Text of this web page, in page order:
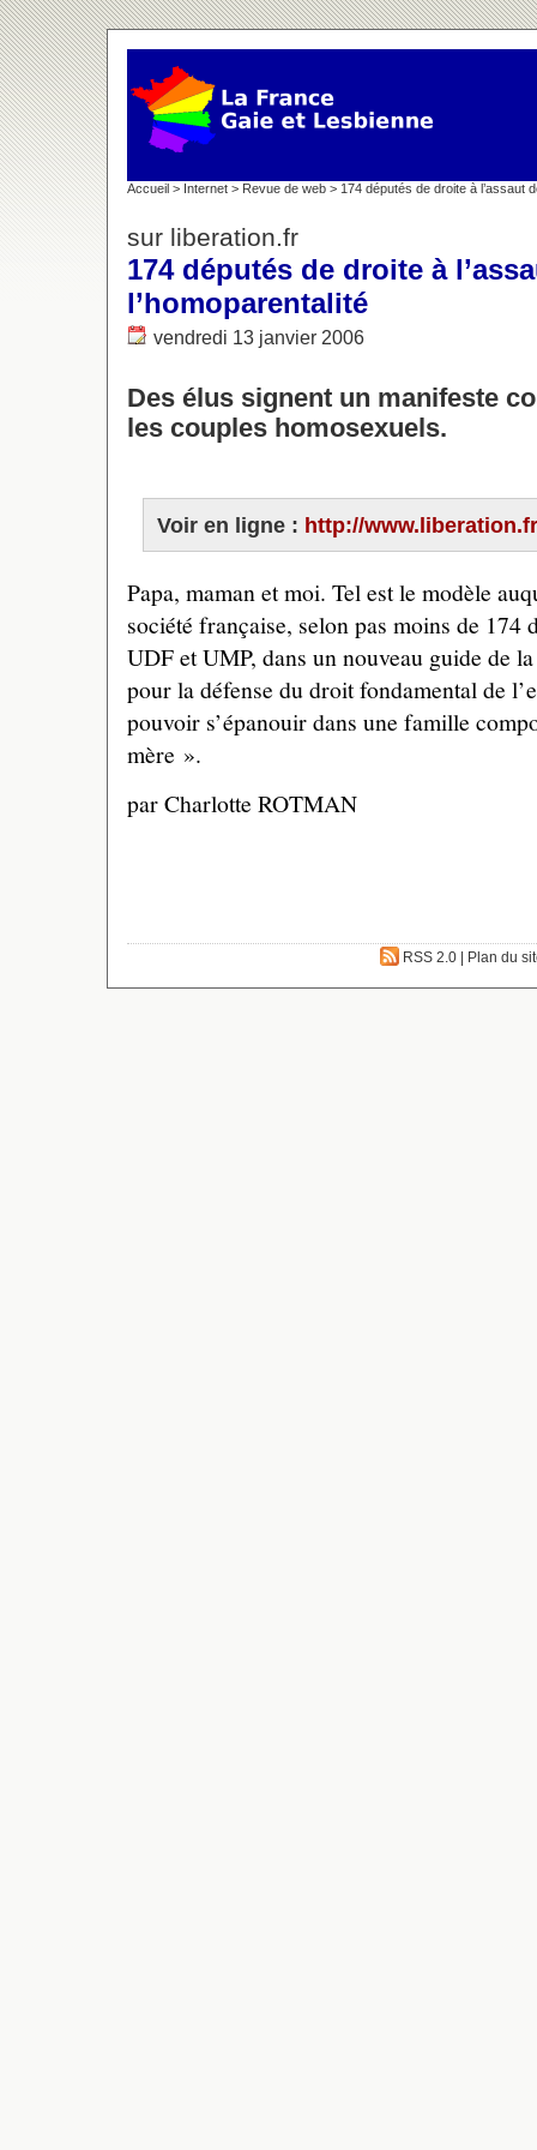
Accueil > Internet > Revue de web > 174 députés de droite à l’assaut
sur liberation.fr
174 députés de droite à
l’homoparentalité
vendredi 13 janvier 2006
Des élus signent un manifeste
les couples homosexuels.
Voir en ligne : http://
Papa, maman et moi. Tel est le modèle
société française, selon pas moins de 174
UDF et UMP, dans un nouveau guide de
pour la défense du droit fondamental de
pouvoir s’épanouir dans une famille
mère ».
par Charlotte ROTMAN
RSS 2.0 | Plan du